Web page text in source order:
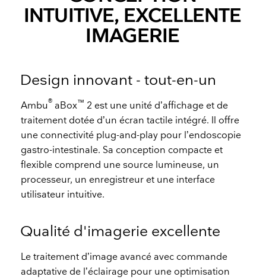
INTUITIVE, EXCELLENTE
IMAGERIE
Design innovant - tout-en-un
Ambu® aBox™ 2 est une unité d’affichage et de
traitement dotée d’un écran tactile intégré. Il offre
une connectivité plug-and-play pour l’endoscopie
gastro-intestinale. Sa conception compacte et
flexible comprend une source lumineuse, un
processeur, un enregistreur et une interface
utilisateur intuitive.
Qualité d'imagerie excellente
Le traitement d’image avancé avec commande
adaptative de l’éclairage pour une optimisation